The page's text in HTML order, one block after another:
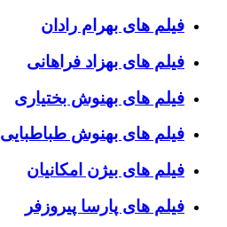
فیلم های بهرام رادان
فیلم های بهزاد فراهانی
فیلم های بهنوش بختیاری
فیلم های بهنوش طباطبایی
فیلم های بیژن امکانیان
فیلم های پارسا پیروزفر